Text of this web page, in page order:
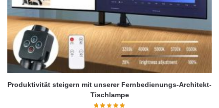
Produktivität steigern mit unserer Fernbedienungs-Architekt-
Tischlampe